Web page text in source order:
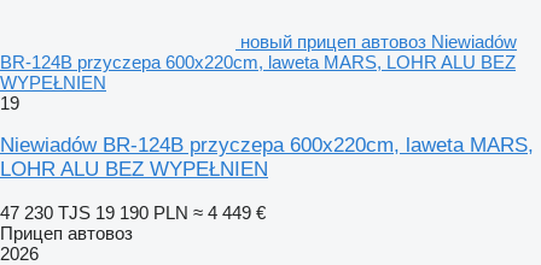
новый прицеп автовоз Niewiadów
BR-124B przyczepa 600x220cm, laweta MARS, LOHR ALU BEZ
WYPEŁNIEN
19
Niewiadów BR-124B przyczepa 600x220cm, laweta MARS,
LOHR ALU BEZ WYPEŁNIEN
47 230 TJS 19 190 PLN ≈ 4 449 €
Прицеп автовоз
2026